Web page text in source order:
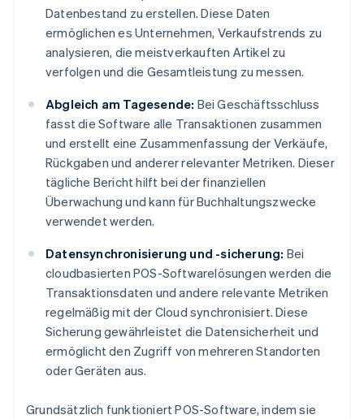
Datenbestand zu erstellen. Diese Daten
ermöglichen es Unternehmen, Verkaufstrends zu
analysieren, die meistverkauften Artikel zu
verfolgen und die Gesamtleistung zu messen.
Abgleich am Tagesende: Bei Geschäftsschluss
fasst die Software alle Transaktionen zusammen
und erstellt eine Zusammenfassung der Verkäufe,
Rückgaben und anderer relevanter Metriken. Dieser
tägliche Bericht hilft bei der finanziellen
Überwachung und kann für Buchhaltungszwecke
verwendet werden.
Datensynchronisierung und -sicherung: Bei
cloudbasierten POS-Softwarelösungen werden die
Transaktionsdaten und andere relevante Metriken
regelmäßig mit der Cloud synchronisiert. Diese
Sicherung gewährleistet die Datensicherheit und
ermöglicht den Zugriff von mehreren Standorten
oder Geräten aus.
Grundsätzlich funktioniert POS-Software, indem sie